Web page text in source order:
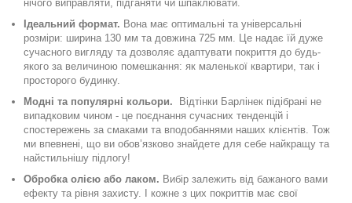
нічого виправляти, підганяти чи шпаклювати.
Ідеальний формат. Вона має оптимальні та універсальні
розміри: ширина 130 мм та довжина 725 мм. Це надає їй дуже
сучасного вигляду та дозволяє адаптувати покриття до будь-
якого за величиною помешкання: як маленької квартири, так і
просторого будинку.
Модні та популярні кольори. Відтінки Барлінек підібрані не
випадковим чином - це поєднання сучасних тенденцій і
спостережень за смаками та вподобаннями наших клієнтів. Тож
ми впевнені, що ви обов’язково знайдете для себе найкращу та
найстильнішу підлогу!
Обробка олією або лаком. Вибір залежить від бажаного вами
ефекту та рівня захисту. І кожне з цих покриттів має свої